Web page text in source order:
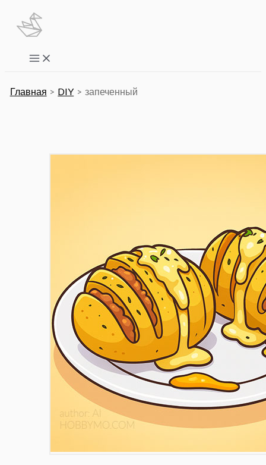
Перейти
содержимому
Main
Menu
Главная DIY запеченный